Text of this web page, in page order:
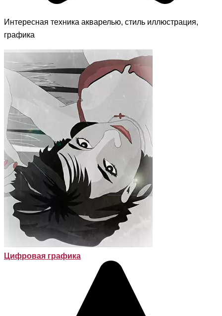
Интересная техника акварелью, стиль иллюстрация,
графика
Цифровая графика